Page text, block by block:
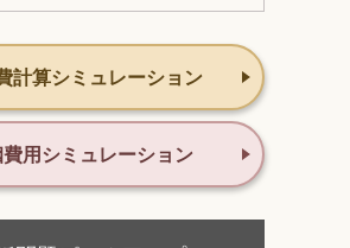
計算シミュレーション
用シミュレーション